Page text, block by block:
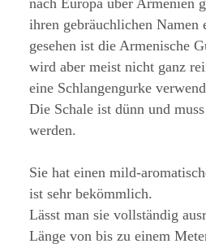
nach Europa über Armenien
ihren gebräuchlichen Namen
gesehen ist die Armenische
wird aber meist nicht ganz
eine Schlangengurke
Die Schale ist dünn und
werden.
Sie hat einen mild-
ist sehr bekömmlich.
Lässt man sie vollständig
Länge von bis zu einem